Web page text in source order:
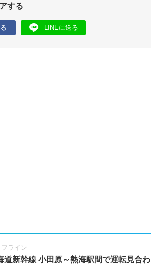
する
LINEに送る
フライン
道新幹線 小田原～熱海駅間で運転見合わ